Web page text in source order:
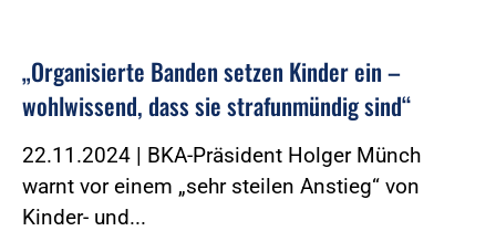
„Organisierte Banden setzen Kinder ein –
wohlwissend, dass sie strafunmündig sind“
22.11.2024 | BKA-Präsident Holger Münch
warnt vor einem „sehr steilen Anstieg“ von
Kinder- und...